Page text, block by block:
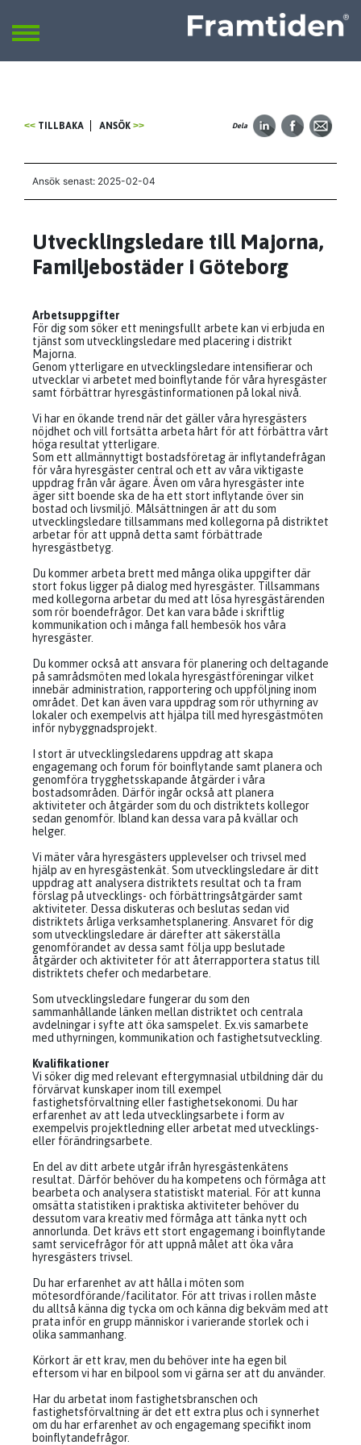
SÖK
TILLBAKA ANSÖK Dela
Ansök senast: 2025-02-04
Utvecklingsledare till Majorna,
Familjebostäder i Göteborg
Arbetsuppgifter
För dig som söker ett meningsfullt arbete kan vi erbjuda en
tjänst som utvecklingsledare med placering i distrikt
Majorna.
Genom ytterligare en utvecklingsledare intensifierar och
utvecklar vi arbetet med boinflytande för våra hyresgäster
samt förbättrar hyresgästinformationen på lokal nivå.
Vi har en ökande trend när det gäller våra hyresgästers
nöjdhet och vill fortsätta arbeta hårt för att förbättra vårt
höga resultat ytterligare.
Som ett allmännyttigt bostadsföretag är inflytandefrågan
för våra hyresgäster central och ett av våra viktigaste
uppdrag från vår ägare. Även om våra hyresgäster inte
äger sitt boende ska de ha ett stort inflytande över sin
bostad och livsmiljö. Målsättningen är att du som
utvecklingsledare tillsammans med kollegorna på distriktet
arbetar för att uppnå detta samt förbättrade
hyresgästbetyg.
Du kommer arbeta brett med många olika uppgifter där
stort fokus ligger på dialog med hyresgäster. Tillsammans
med kollegorna arbetar du med att lösa hyresgästärenden
som rör boendefrågor. Det kan vara både i skriftlig
kommunikation och i många fall hembesök hos våra
hyresgäster.
Du kommer också att ansvara för planering och deltagande
på samrådsmöten med lokala hyresgästföreningar vilket
innebär administration, rapportering och uppföljning inom
området. Det kan även vara uppdrag som rör uthyrning av
lokaler och exempelvis att hjälpa till med hyresgästmöten
inför nybyggnadsprojekt.
I stort är utvecklingsledarens uppdrag att skapa
engagemang och forum för boinflytande samt planera och
genomföra trygghetsskapande åtgärder i våra
bostadsområden. Därför ingår också att planera
aktiviteter och åtgärder som du och distriktets kollegor
sedan genomför. Ibland kan dessa vara på kvällar och
helger.
Vi mäter våra hyresgästers upplevelser och trivsel med
hjälp av en hyresgästenkät. Som utvecklingsledare är ditt
uppdrag att analysera distriktets resultat och ta fram
förslag på utvecklings- och förbättringsåtgärder samt
aktiviteter. Dessa diskuteras och beslutas sedan vid
distriktets årliga verksamhetsplanering. Ansvaret för dig
som utvecklingsledare är därefter att säkerställa
genomförandet av dessa samt följa upp beslutade
åtgärder och aktiviteter för att återrapportera status till
distriktets chefer och medarbetare.
Som utvecklingsledare fungerar du som den
sammanhållande länken mellan distriktet och centrala
avdelningar i syfte att öka samspelet. Ex.vis samarbete
med uthyrningen, kommunikation och fastighetsutveckling.
Kvalifikationer
Vi söker dig med relevant eftergymnasial utbildning där du
förvärvat kunskaper inom till exempel
fastighetsförvaltning eller fastighetsekonomi. Du har
erfarenhet av att leda utvecklingsarbete i form av
exempelvis projektledning eller arbetat med utvecklings-
eller förändringsarbete.
En del av ditt arbete utgår ifrån hyresgästenkätens
resultat. Därför behöver du ha kompetens och förmåga att
bearbeta och analysera statistiskt material. För att kunna
omsätta statistiken i praktiska aktiviteter behöver du
dessutom vara kreativ med förmåga att tänka nytt och
annorlunda. Det krävs ett stort engagemang i boinflytande
samt servicefrågor för att uppnå målet att öka våra
hyresgästers trivsel.
Du har erfarenhet av att hålla i möten som
mötesordförande/facilitator. För att trivas i rollen måste
du alltså känna dig tycka om och känna dig bekväm med att
prata inför en grupp människor i varierande storlek och i
olika sammanhang.
Körkort är ett krav, men du behöver inte ha egen bil
eftersom vi har en bilpool som vi gärna ser att du använder.
Har du arbetat inom fastighetsbranschen och
fastighetsförvaltning är det ett extra plus och i synnerhet
om du har erfarenhet av och engagemang specifikt inom
boinflytandefrågor.